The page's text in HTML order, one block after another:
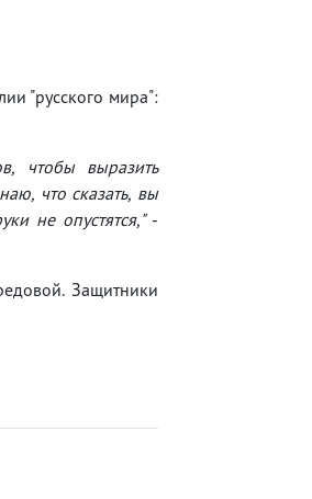
"русского мира":
чтобы выразить
что сказать, вы
не опустятся,"-
Защитники